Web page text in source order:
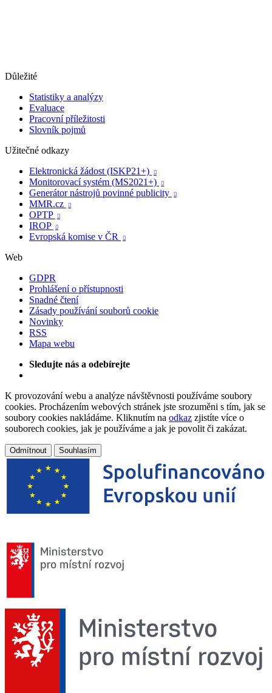
Důležité
Statistiky a analýzy
Evaluace
Pracovní příležitosti
Slovník pojmů
Užitečné odkazy
Elektronická žádost (ISKP21+)

Monitorovací systém (MS2021+) 
Generátor nástrojů povinné publicity 
MMR.cz 
OPTP 
IROP 
Evropská komise v ČR 
Web
GDPR
Prohlášení o přístupnosti
Snadné čtení
Zásady používání souborů cookie
Novinky
RSS
Mapa webu
Sledujte nás a odebírejte
K provozování webu a analýze návštěvnosti používáme soubory
cookies. Procházením webových stránek jste srozuměni s tím, jak se
soubory cookies nakládáme. Kliknutím na odkaz zjistíte více o
souborech cookies, jak je používáme a jak je povolit či zakázat.
Odmítnout Souhlasím